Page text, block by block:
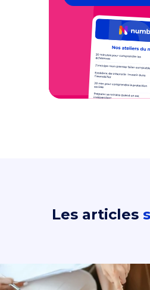
Les articles